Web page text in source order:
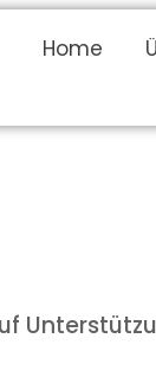
Home